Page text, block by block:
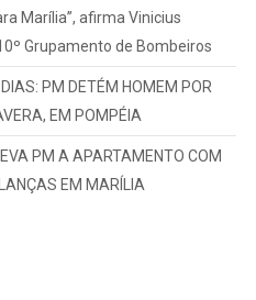
Marília”, afirma Vinicius
Grupamento de Bombeiros
PM DETÉM HOMEM POR
EM POMPÉIA
PM A APARTAMENTO COM
EM MARÍLIA